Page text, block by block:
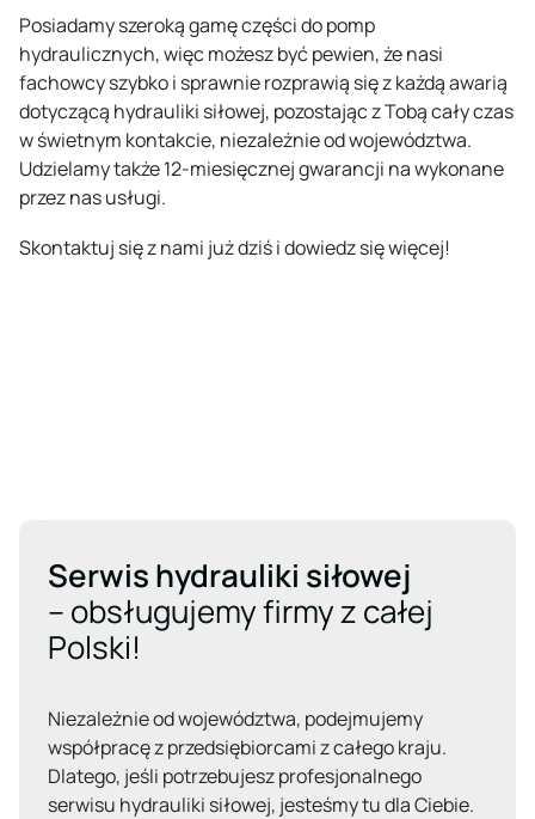
Posiadamy szeroką gamę części do pomp
hydraulicznych, więc możesz być pewien, że nasi
fachowcy szybko i sprawnie rozprawią się z każdą awarią
dotyczącą hydrauliki siłowej, pozostając z Tobą cały czas
w świetnym kontakcie, niezależnie od województwa.
Udzielamy także 12-miesięcznej gwarancji na wykonane
przez nas usługi.
Skontaktuj się z nami już dziś i dowiedz się więcej!
Serwis hydrauliki siłowej
– obsługujemy firmy z całej
Polski!
Niezależnie od województwa, podejmujemy
współpracę z przedsiębiorcami z całego kraju.
Dlatego, jeśli potrzebujesz profesjonalnego
serwisu hydrauliki siłowej, jesteśmy tu dla Ciebie.